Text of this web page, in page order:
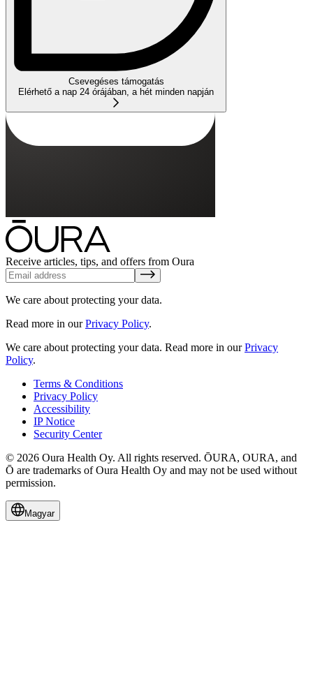
Csevegéses támogatás
Elérhető a nap 24 órájában, a hét minden napján
Receive articles, tips, and offers from Oura
We care about protecting your data.
Read more in ourPrivacy Policy.
We care about protecting your data. Read more in ourPrivacy
Policy.
Terms & Conditions
Privacy Policy
Accessibility
IP Notice
Security Center
© 2026 Oura Health Oy. All rights reserved. ŌURA, OURA, and
Ō are trademarks of Oura Health Oy and may not be used without
permission.
Magyar